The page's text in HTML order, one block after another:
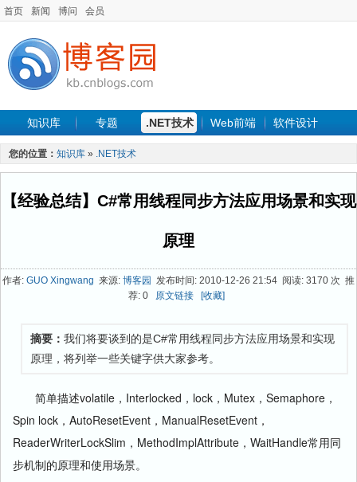
首页 新闻 博问 会员
知识库 专题 .NET技术 Web前端 软件设计
手机开发 软件工程
最新文章
您的位置： 知识库 » .NET技术
【经验总结】C#常用线程同步方法应用场景和实现
原理
作者: GUO Xingwang 来源: 博客园 发布时间: 2010-12-26 21:54 阅读: 3170 次 推
荐: 0
原文链接 [收藏]
摘要： 我们将要谈到的是C#常用线程同步方法应用场景和实现
原理，将列举一些关键字供大家参考。
简单描述volatile，Interlocked，lock，Mutex，Semaphore，
Spin lock，AutoResetEvent，ManualResetEvent，
ReaderWriterLockSlim，MethodImplAttribute，WaitHandle常用同
步机制的原理和使用场景。